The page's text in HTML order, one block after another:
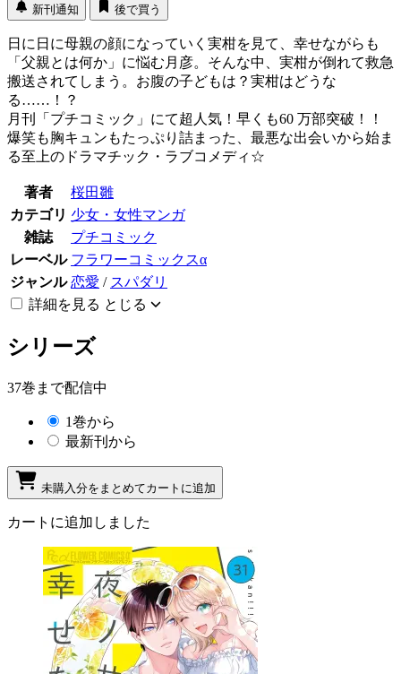
新刊通知 後で買う
日に日に母親の顔になっていく実柑を見て、幸せながらも
「父親とは何か」に悩む月彦。そんな中、実柑が倒れて救急
搬送されてしまう。お腹の子どもは？実柑はどうな
る……！？
月刊「プチコミック」にて超人気！早くも60 万部突破！！
爆笑も胸キュンもたっぷり詰まった、最悪な出会いから始ま
る至上のドラマチック・ラブコメディ☆
著者
桜田雛
カテゴリ 少女・女性マンガ
雑誌
プチコミック
レーベル フラワーコミックスα
ジャンル 恋愛 / スパダリ
詳細を見る とじる
シリーズ
37巻まで配信中
1巻から
最新刊から
未購入分をまとめてカートに追加
カートに追加しました